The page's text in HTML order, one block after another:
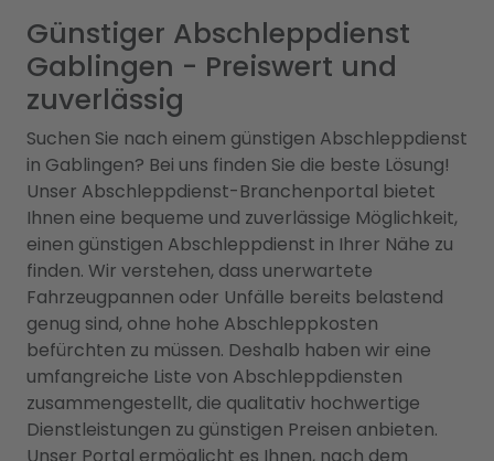
Günstiger Abschleppdienst
Gablingen - Preiswert und
zuverlässig
Suchen Sie nach einem günstigen Abschleppdienst
in Gablingen? Bei uns finden Sie die beste Lösung!
Unser Abschleppdienst-Branchenportal bietet
Ihnen eine bequeme und zuverlässige Möglichkeit,
einen günstigen Abschleppdienst in Ihrer Nähe zu
finden. Wir verstehen, dass unerwartete
Fahrzeugpannen oder Unfälle bereits belastend
genug sind, ohne hohe Abschleppkosten
befürchten zu müssen. Deshalb haben wir eine
umfangreiche Liste von Abschleppdiensten
zusammengestellt, die qualitativ hochwertige
Dienstleistungen zu günstigen Preisen anbieten.